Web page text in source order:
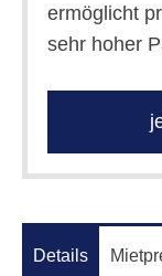
ermöglicht
sehr hoher
Details